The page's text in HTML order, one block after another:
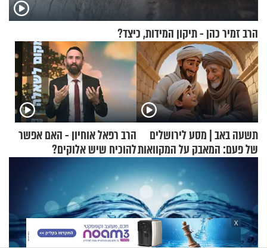
הרב זמיר כהן - תיקון המידות, כיצד?
תשעה באב | מסע לירושלים
של פעם: המאבק על המקוואות
הרב רפאל אוחיון - האם אפשר
להוכיח שיש אלוקים?
X